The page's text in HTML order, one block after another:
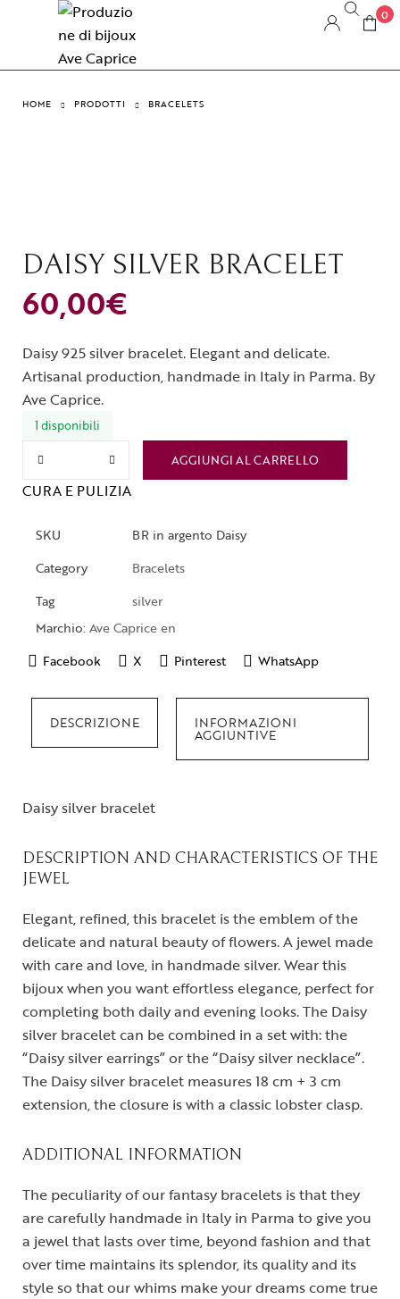
0
HOME PRODOTTI BRACELETS
DAISY SILVER BRACELET
60,00€
Daisy 925 silver bracelet. Elegant and delicate.
Artisanal production, handmade in Italy in Parma. By
Ave Caprice.
1 disponibili
AGGIUNGI AL CARRELLO
CURA E PULIZIA
SKU
BR in argento Daisy
Category
Bracelets
Tag
silver
Marchio: Ave Caprice en
Facebook
X Pinterest WhatsApp
DESCRIZIONE INFORMAZIONI
AGGIUNTIVE
Daisy silver bracelet
DESCRIPTION AND CHARACTERISTICS OF THE
JEWEL
Elegant, refined, this bracelet is the emblem of the
delicate and natural beauty of flowers. A jewel made
with care and love, in handmade silver. Wear this
bijoux when you want effortless elegance, perfect for
completing both daily and evening looks. The Daisy
silver bracelet can be combined in a set with: the
“Daisy silver earrings” or the “Daisy silver necklace”.
The Daisy silver bracelet measures 18 cm + 3 cm
extension, the closure is with a classic lobster clasp.
ADDITIONAL INFORMATION
The peculiarity of our fantasy bracelets is that they
are carefully handmade in Italy in Parma to give you
a jewel that lasts over time, beyond fashion and that
over time maintains its splendor, its quality and its
style so that our whims make your dreams come true